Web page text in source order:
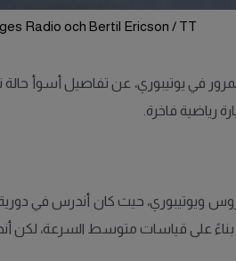
Radio och Bertil Ericson / TT
يوتيبوري، عن تفاصيل أسوأ حالة
رياضية فاخرة.
ويوتيبوري، حيث كان أندرس في دورية